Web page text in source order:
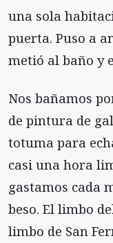
una sola
puerta. Puso a
metió al baño y
Nos bañamos
de pintura de
totuma para
casi una hora
gastamos cada
beso. El limbo
limbo de San